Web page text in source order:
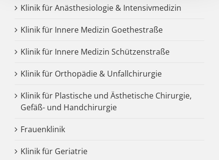
Klinik für Anästhesiologie & Intensivmedizin
Klinik für Innere Medizin Goethestraße
Klinik für Innere Medizin Schützenstraße
Klinik für Orthopädie & Unfallchirurgie
Klinik für Plastische und Ästhetische Chirurgie,
Gefäß- und Handchirurgie
Frauenklinik
Klinik für Geriatrie